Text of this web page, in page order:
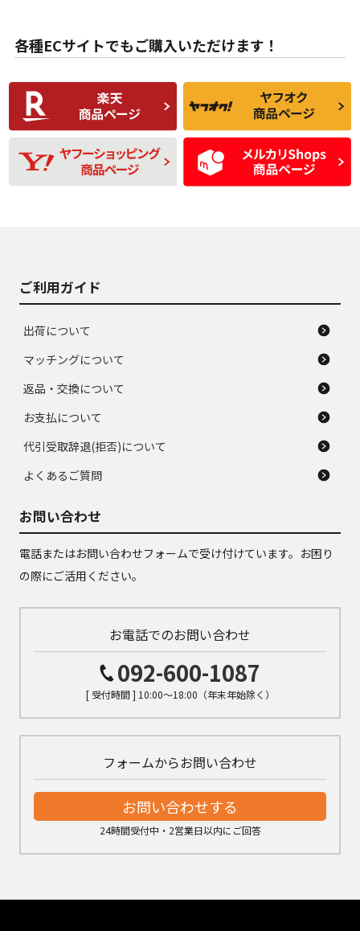
な中古品
んどない中古品
C
比較的きれいな中古
品
C
られるが、使用に問
題のない中古品
D
使用感や目立つ傷が
あり、一般的な中古
品
D
残り溝も少なく、偏
磨耗がみられ、短期
間使用できるくらい
の中古品
各種ECサイトでもご購入いただけます！
ご利用ガイド
出荷について
マッチングについて
返品・交換について
お支払について
代引受取辞退(拒否)について
よくあるご質問
お問い合わせ
電話またはお問い合わせフォームで受け付けています。お困り
の際にご活用ください。
お電話でのお問い合わせ
092-600-1087
[ 受付時間 ] 10:00～18:00（年末年始除く）
フォームからお問い合わせ
お問い合わせする
24時間受付中・2営業日以内にご回答